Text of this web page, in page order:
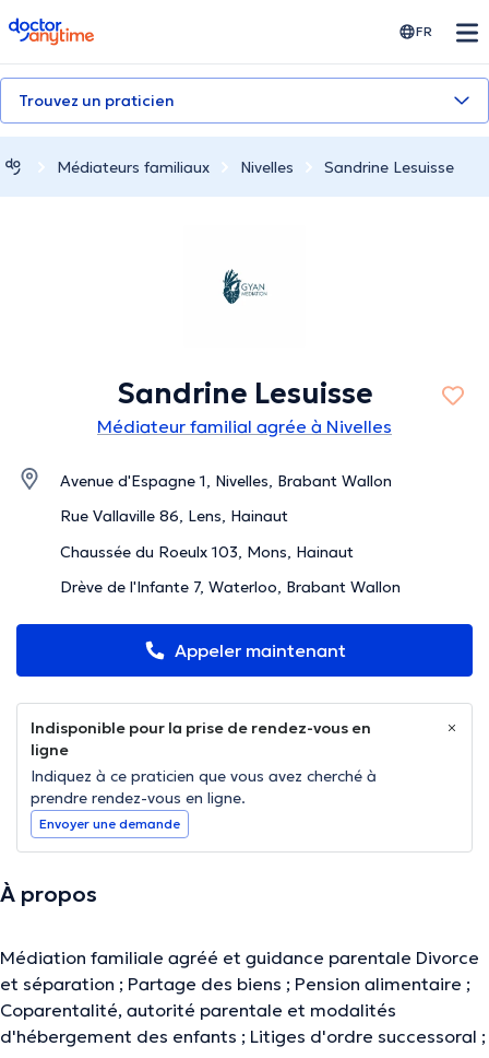
doctoranytime FR
Trouvez un praticien
Médiateurs familiaux Nivelles Sandrine Lesuisse
Sandrine Lesuisse
Médiateur familial agrée à Nivelles
Avenue d'Espagne 1, Nivelles, Brabant Wallon
Rue Vallaville 86, Lens, Hainaut
Chaussée du Roeulx 103, Mons, Hainaut
Drève de l'Infante 7, Waterloo, Brabant Wallon
Appeler maintenant
Indisponible pour la prise de rendez-vous en
ligne
Indiquez à ce praticien que vous avez cherché à
prendre rendez-vous en ligne.
Envoyer une demande
À propos
Médiation familiale agréé et guidance parentale Divorce
et séparation ; Partage des biens ; Pension alimentaire ;
Coparentalité, autorité parentale et modalités
d'hébergement des enfants ; Litiges d'ordre successoral ;